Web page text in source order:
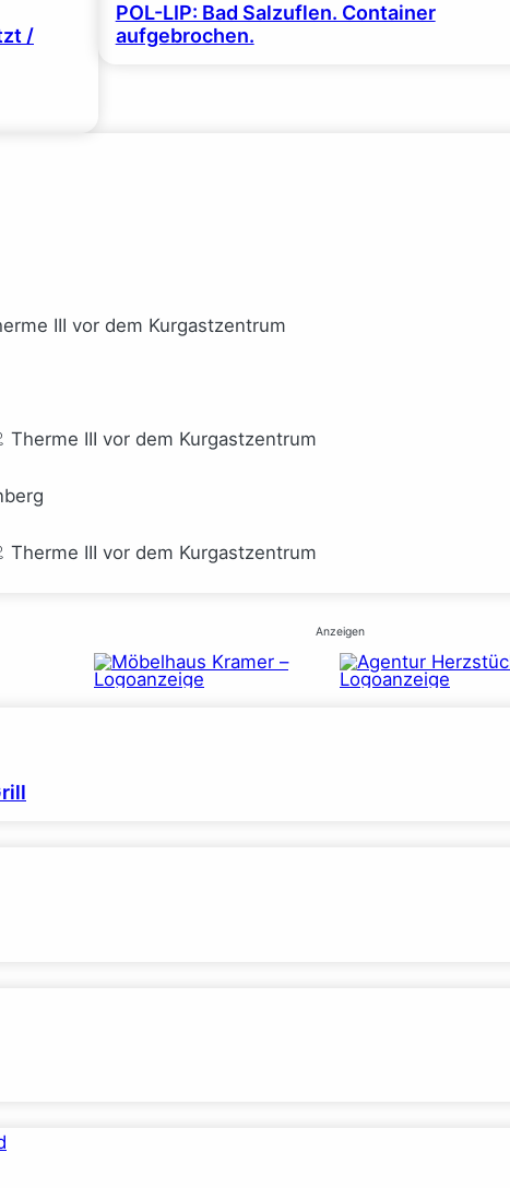
/
POL-LIP: Bad Salzuflen. Container
aufgebrochen.
III vor dem Kurgastzentrum
Therme III vor dem Kurgastzentrum
Therme III vor dem Kurgastzentrum
Anzeigen